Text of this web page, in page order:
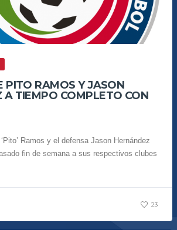
PITO RAMOS Y JASON
A TIEMPO COMPLETO CON
Ramos y el defensa Jason Hernández
fin de semana a sus respectivos clubes
23